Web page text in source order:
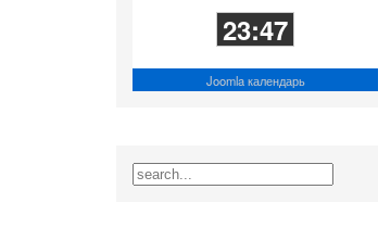
23:47
Joomla календарь